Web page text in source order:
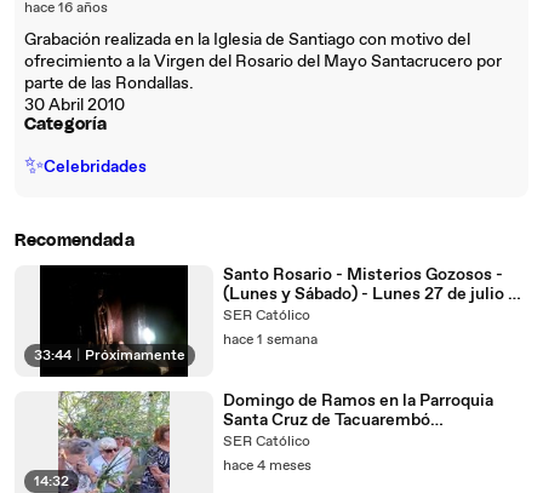
hace 16 años
Grabación realizada en la Iglesia de Santiago con motivo del
ofrecimiento a la Virgen del Rosario del Mayo Santacrucero por
parte de las Rondallas.
30 Abril 2010
Categoría
✨Celebridades
Recomendada
33:44 Próximamente
Santo Rosario - Misterios Gozosos -
(Lunes y Sábado) - Lunes 27 de julio de
2025
SER Católico
hace 1 semana
14:32
Domingo de Ramos en la Parroquia
Santa Cruz de Tacuarembó
29/03/2026
SER Católico
hace 4 meses